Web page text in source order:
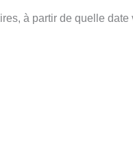
à partir de quelle date